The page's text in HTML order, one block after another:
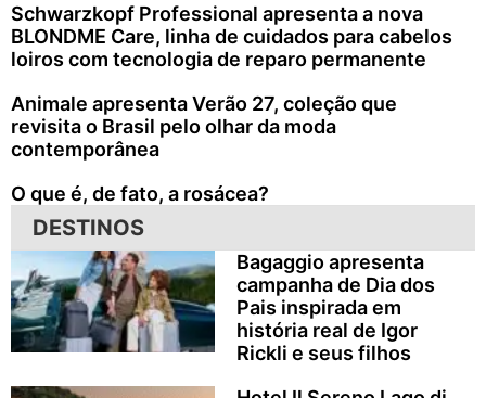
Schwarzkopf Professional apresenta a nova
BLONDME Care, linha de cuidados para cabelos
loiros com tecnologia de reparo permanente
Animale apresenta Verão 27, coleção que
revisita o Brasil pelo olhar da moda
contemporânea
O que é, de fato, a rosácea?
DESTINOS
Bagaggio apresenta
campanha de Dia dos
Pais inspirada em
história real de Igor
Rickli e seus filhos